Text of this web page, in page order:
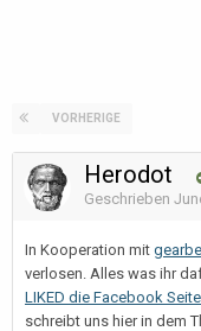
VORHERIGE
Herodot
Geschrieben
In Kooperation mit
verlosen. Alles was ihr
LIKED die Facebook
schreibt uns hier in dem